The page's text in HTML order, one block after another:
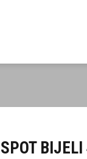
SPOT